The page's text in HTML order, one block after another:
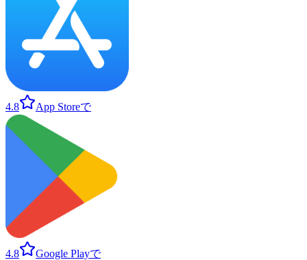
4.8 App Storeで
4.8 Google Playで